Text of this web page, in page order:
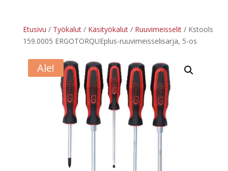
Etusivu / Työkalut/ Käsityökalut/ Ruuvimeisselit/ Kstools
159.0005 ERGOTORQUEplus-ruuvimeisselisarja, 5-os
Ale!